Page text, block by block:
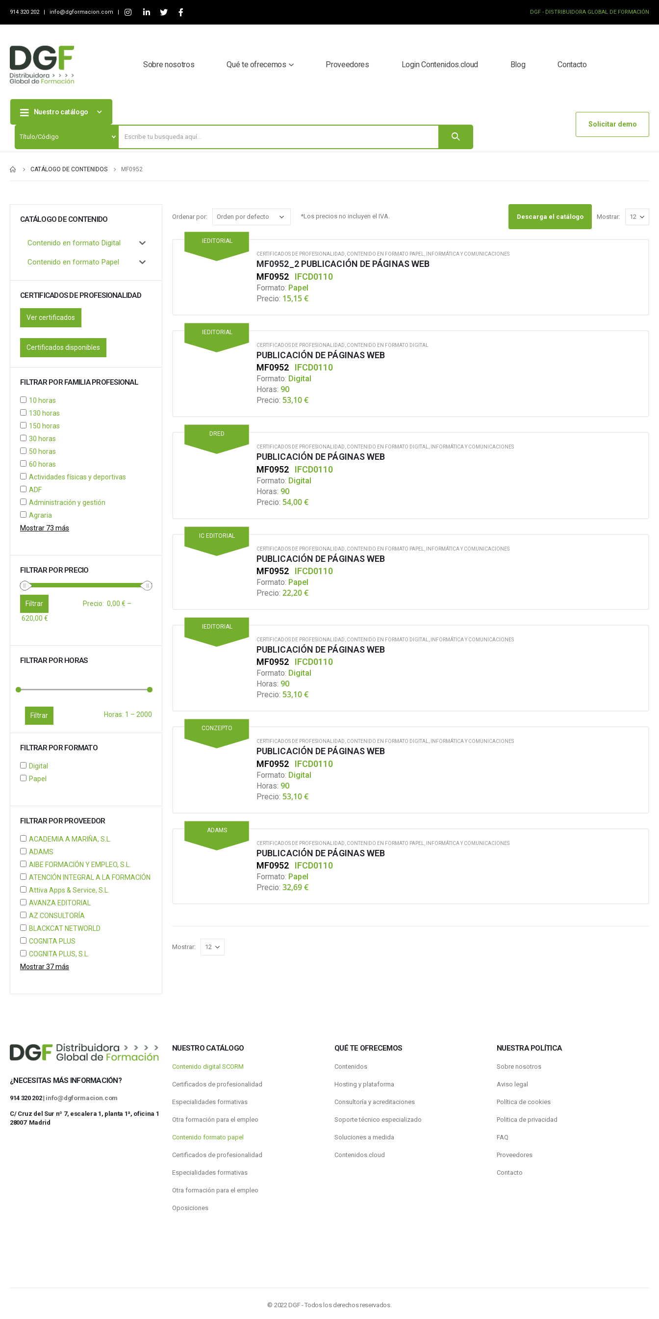
914 320 202 | info@dgformacion.com | DGF - DISTRIBUIDORA GLOBAL DE FORMACIÓN
Sobre nosotros Qué te ofrecemos Proveedores Login Contenidos.cloud Blog Contacto
Nuestro catálogo
Solicitar demo
CATÁLOGO DE CONTENIDOS MF0952
Ordenar por: *Los precios no incluyen el IVA. Descarga el catálogo Mostrar:
IEDITORIAL
CERTIFICADOS DE PROFESIONALIDAD, CONTENIDO EN FORMATO PAPEL, INFORMÁTICA Y COMUNICACIONES
MF0952_2 PUBLICACIÓN DE PÁGINAS WEB
MF0952
IFCD0110
Formato: Papel
Precio: 15,15€
IEDITORIAL
CERTIFICADOS DE PROFESIONALIDAD CONTENIDO EN FORMATO DIGITAL
PUBLICACIÓN DE PÁGINAS WEB
MF0952
IFCD0110
Formato: Digital
Horas: 90
Precio: 53,10€
DRED
CERTIFICADOS DE PROFESIONALIDAD CONTENIDO EN FORMATO DIGITAL INFORMÁTICA Y COMUNICACIONES
PUBLICACIÓN DE PÁGINAS WEB
MF0952
IFCD0110
Formato: Digital
Horas: 90
Precio: 54,00€
IC EDITORIAL
CERTIFICADOS DE PROFESIONALIDAD CONTENIDO EN FORMATO PAPEL INFORMÁTICA Y COMUNICACIONES
PUBLICACIÓN DE PÁGINAS WEB
MF0952
IFCD0110
Formato: Papel
Precio: 22,20€
IEDITORIAL
CERTIFICADOS DE PROFESIONALIDAD CONTENIDO EN FORMATO DIGITAL INFORMÁTICA Y COMUNICACIONES
PUBLICACIÓN DE PÁGINAS WEB
MF0952
IFCD0110
Formato: Digital
Horas: 90
Precio: 53,10€
CONZEPTO
CERTIFICADOS DE PROFESIONALIDAD, CONTENIDO EN FORMATO DIGITAL, INFORMÁTICA Y COMUNICACIONES
PUBLICACIÓN DE PÁGINAS WEB
MF0952
IFCD0110
Formato: Digital
Horas: 90
Precio: 53,10€
ADAMS
CERTIFICADOS DE PROFESIONALIDAD CONTENIDO EN FORMATO PAPEL INFORMÁTICA Y COMUNICACIONES
PUBLICACIÓN DE PÁGINAS WEB
MF0952
IFCD0110
Formato: Papel
Precio: 32,69€
Mostrar:
CATÁLOGO DE CONTENIDO
Contenido en formato Digital
Contenido en formato Papel
CERTIFICADOS DE PROFESIONALIDAD
Ver certificados
Certificados disponibles
FILTRAR POR FAMILIA PROFESIONAL
10 horas
130 horas
150 horas
30 horas
50 horas
60 horas
Actividades físicas y deportivas
ADF
Administración y gestión
Agraria
Mostrar 73 más
FILTRAR POR PRECIO
Filtrar Precio: 0,00 € –
620,00 €
FILTRAR POR HORAS
Filtrar Horas: 1 – 2000
FILTRAR POR FORMATO
Digital
Papel
FILTRAR POR PROVEEDOR
ACADEMIA A MARIÑA, S.L.
ADAMS
AIBE FORMACIÓN Y EMPLEO, S.L.
ATENCIÓN INTEGRAL A LA FORMACIÓN
Attiva Apps & Service, S.L.
AVANZA EDITORIAL
AZ CONSULTORÍA
BLACKCAT NETWORLD
COGNITA PLUS
COGNITA PLUS, S.L.
Mostrar 37 más
¿NECESITAS MÁS INFORMACIÓN?
914 320 202 | info@dgformacion.com
C/ Cruz del Sur nº 7, escalera 1, planta 1ª, oficina 1
28007 Madrid
NUESTRO CATÁLOGO
Contenido digital SCORM
Certificados de profesionalidad
Especialidades formativas
Otra formación para el empleo
Contenido formato papel
Certificados de profesionalidad
Especialidades formativas
Otra formación para el empleo
Oposiciones
QUÉ TE OFRECEMOS
Contenidos
Hosting y plataforma
Consultoría y acreditaciones
Soporte técnico especializado
Soluciones a medida
Contenidos.cloud
NUESTRA POLÍTICA
Sobre nosotros
Aviso legal
Política de cookies
Politica de privacidad
FAQ
Proveedores
Contacto
© 2022 DGF - Todos los derechos reservados.